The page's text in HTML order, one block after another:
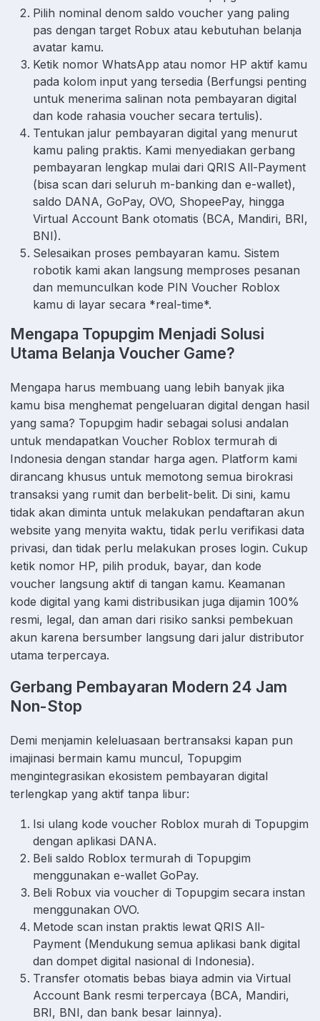
Pilih nominal denom saldo voucher yang paling
pas dengan target Robux atau kebutuhan belanja
avatar kamu.
Ketik nomor WhatsApp atau nomor HP aktif kamu
pada kolom input yang tersedia (Berfungsi penting
untuk menerima salinan nota pembayaran digital
dan kode rahasia voucher secara tertulis).
Tentukan jalur pembayaran digital yang menurut
kamu paling praktis. Kami menyediakan gerbang
pembayaran lengkap mulai dari QRIS All-Payment
(bisa scan dari seluruh m-banking dan e-wallet),
saldo DANA, GoPay, OVO, ShopeePay, hingga
Virtual Account Bank otomatis (BCA, Mandiri, BRI,
BNI).
Selesaikan proses pembayaran kamu. Sistem
robotik kami akan langsung memproses pesanan
dan memunculkan kode PIN Voucher Roblox
kamu di layar secara *real-time*.
Mengapa Topupgim Menjadi Solusi
Utama Belanja Voucher Game?
Mengapa harus membuang uang lebih banyak jika
kamu bisa menghemat pengeluaran digital dengan hasil
yang sama? Topupgim hadir sebagai solusi andalan
untuk mendapatkan Voucher Roblox termurah di
Indonesia dengan standar harga agen. Platform kami
dirancang khusus untuk memotong semua birokrasi
transaksi yang rumit dan berbelit-belit. Di sini, kamu
tidak akan diminta untuk melakukan pendaftaran akun
website yang menyita waktu, tidak perlu verifikasi data
privasi, dan tidak perlu melakukan proses login. Cukup
ketik nomor HP, pilih produk, bayar, dan kode
voucher langsung aktif di tangan kamu. Keamanan
kode digital yang kami distribusikan juga dijamin 100%
resmi, legal, dan aman dari risiko sanksi pembekuan
akun karena bersumber langsung dari jalur distributor
utama terpercaya.
Gerbang Pembayaran Modern 24 Jam
Non-Stop
Demi menjamin keleluasaan bertransaksi kapan pun
imajinasi bermain kamu muncul, Topupgim
mengintegrasikan ekosistem pembayaran digital
terlengkap yang aktif tanpa libur:
Isi ulang kode voucher Roblox murah di Topupgim
dengan aplikasi DANA.
Beli saldo Roblox termurah di Topupgim
menggunakan e-wallet GoPay.
Beli Robux via voucher di Topupgim secara instan
menggunakan OVO.
Metode scan instan praktis lewat QRIS All-
Payment (Mendukung semua aplikasi bank digital
dan dompet digital nasional di Indonesia).
Transfer otomatis bebas biaya admin via Virtual
Account Bank resmi terpercaya (BCA, Mandiri,
BRI, BNI, dan bank besar lainnya).